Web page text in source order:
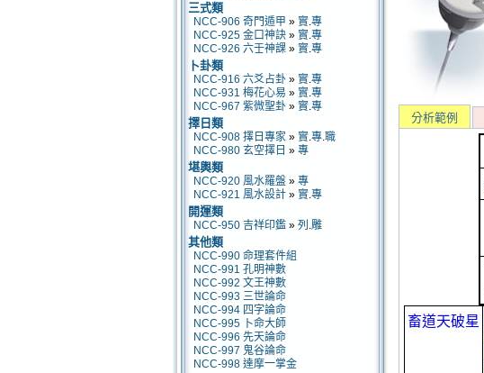
三式類
NCC-906 奇門遁甲 » 實.專
NCC-925 金口神訣 » 實.專
NCC-926 六壬神課 » 實.專
卜卦類
NCC-916 六爻占卦 » 實.專
NCC-931 梅花心易 » 實.專
NCC-967 紫微聖卦 » 實.專
擇日類
NCC-908 擇日專家 » 實.專.職
NCC-980 玄空擇日 » 專
堪輿類
NCC-920 風水羅盤 » 專
NCC-921 風水設計 » 實.專
開運類
NCC-950 吉祥印鑑 » 列 .雕
其他類
NCC-990 命理套件組
NCC-991 孔明神數
NCC-992 文王神數
NCC-993 三世論命
NCC-994 四字論命
NCC-995 卜命大師
NCC-996 先天論命
NCC-997 鬼谷論命
NCC-998 達摩一掌金
分析範例
畜道天破星